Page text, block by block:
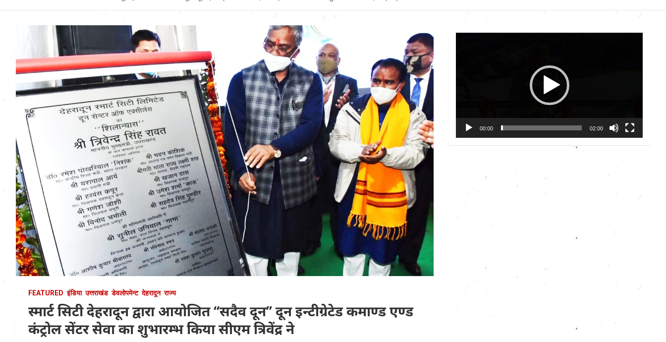
Uttarakhand News in
Hindi
FEATURED इंडिया उत्तराखंड डेवलोपमेन्ट देहरादून राज्य
स्मार्ट सिटी देहरादून द्वारा आयोजित ‘‘सदैव दून’’ दून इन्टीग्रेटेड कमाण्ड एण्ड
कंट्रोल सेंटर सेवा का शुभारम्भ किया सीएम त्रिवेंद्र ने
00:00 02:00